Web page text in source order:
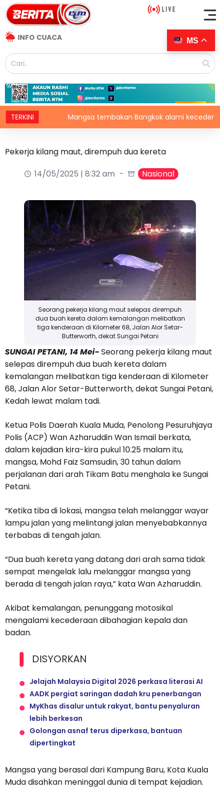
INFO CUACA
TERKINI Mangsa tembakan Bangkok alami kecederaan
Pekerja kilang maut, dirempuh dua kereta
14/05/2025 | 8:32 am
Nasional
Seorang pekerja kilang maut selepas dirempuh
dua buah kereta dalam kemalangan melibatkan
tiga kenderaan di Kilometer 68, Jalan Alor Setar-
Butterworth, dekat Sungai Petani
SUNGAI PETANI, 14 Mei-Seorang pekerja kilang maut
selepas dirempuh dua buah kereta dalam
kemalangan melibatkan tiga kenderaan di Kilometer
68, Jalan Alor Setar-Butterworth, dekat Sungai Petani,
Kedah lewat malam tadi.
Ketua Polis Daerah Kuala Muda, Penolong Pesuruhjaya
Polis (ACP) Wan Azharuddin Wan Ismail berkata,
dalam kejadian kira-kira pukul 10.25 malam itu,
mangsa, Mohd Faiz Samsudin, 30 tahun dalam
perjalanan dari arah Tikam Batu menghala ke Sungai
Petani.
“Ketika tiba di lokasi, mangsa telah melanggar wayar
lampu jalan yang melintangi jalan menyebabkannya
terbabas di tengah jalan.
“Dua buah kereta yang datang dari arah sama tidak
sempat mengelak lalu melanggar mangsa yang
berada di tengah jalan raya,” kata Wan Azharuddin.
Akibat kemalangan, penunggang motosikal
mengalami kecederaan dibahagian kepala dan
badan.
DISYORKAN
Jelajah Malaysia Digital 2026 perkasa literasi AI
AADK pergiat saringan dadah kru penerbangan
MyKhas disalur untuk rakyat, bantu penyaluran
lebih berkesan
Golongan asnaf terus diperkasa, bantuan
dipertingkat
Mangsa yang berasal dari Kampung Baru, Kota Kuala
Muda disahkan meninggal dunia di tempat kejadian.
MS